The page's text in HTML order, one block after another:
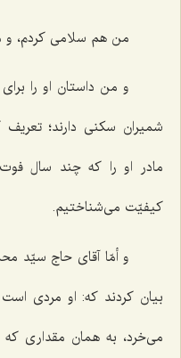
من هم سلامى كردم،
و من داستان او را
شميران سكنى دارند؛
مادر او را كه چند سال
كيفيّت مى‌شناختيم.
و أمّا آقاى حاج سيّد
بيان كردند كه: او مردى
مى‌خرد، به همان مقدارى كه